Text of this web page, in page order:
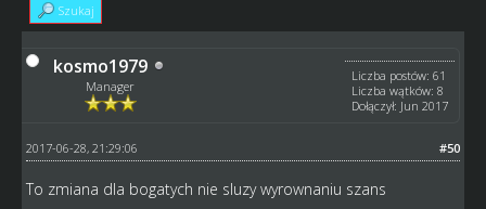
Szukaj
kosmo1979
Manager
Liczba postów: 61
Liczba wątków: 8
Dołączył: Jun 2017
#50
2017-06-28, 21:29:06
To zmiana dla bogatych nie sluzy wyrownaniu szans